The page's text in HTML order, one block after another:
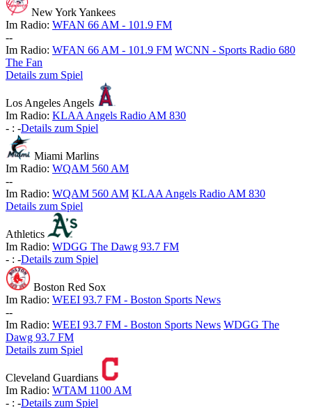
New York Yankees
Im Radio: WFAN 66 AM - 101.9 FM
--
Im Radio: WFAN 66 AM - 101.9 FM WCNN - Sports Radio 680
The Fan
Details zum Spiel
Los Angeles Angels
Im Radio: KLAA Angels Radio AM 830
- : -Details zum Spiel
Miami Marlins
Im Radio: WQAM 560 AM
--
Im Radio: WQAM 560 AM KLAA Angels Radio AM 830
Details zum Spiel
Athletics
Im Radio: WDGG The Dawg 93.7 FM
- : -Details zum Spiel
Boston Red Sox
Im Radio: WEEI 93.7 FM - Boston Sports News
--
Im Radio: WEEI 93.7 FM - Boston Sports News WDGG The
Dawg 93.7 FM
Details zum Spiel
Cleveland Guardians
Im Radio: WTAM 1100 AM
- : -Details zum Spiel